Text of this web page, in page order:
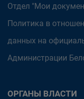
Отдел "Мои
Политика в
данных на
Администрации
ОРГАНЫ ВЛАСТИ